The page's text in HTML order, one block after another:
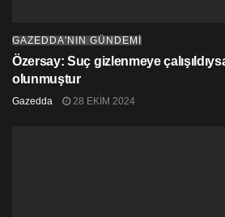
GAZEDDA'NIN GÜNDEMİ
Özersay: Suç gizlenmeye
olunmuştur
Gazedda 28 EKIM 2024